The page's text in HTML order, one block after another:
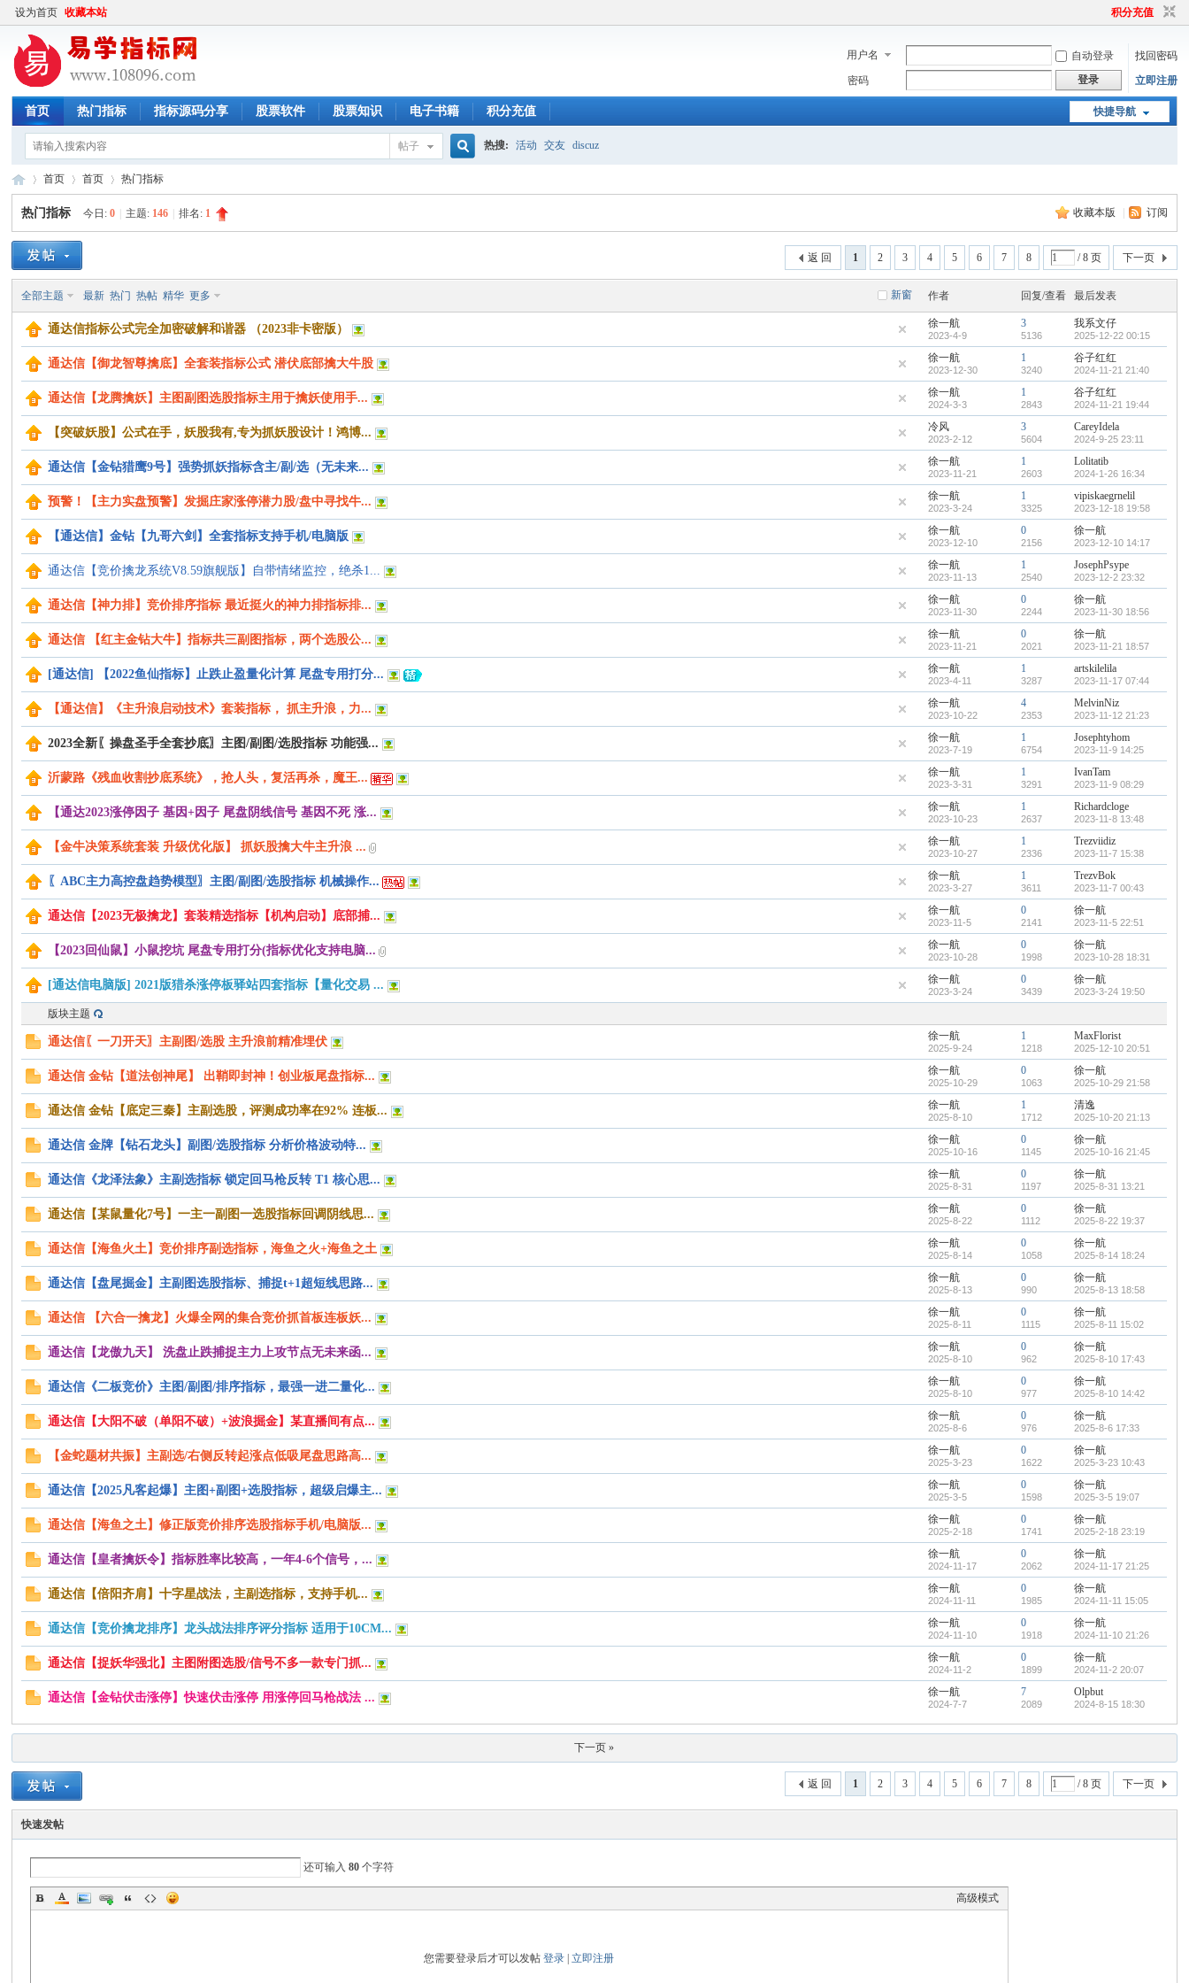
设为首页 收藏本站 积分充值
用户名 自动登录
找回密码
密码
登录 立即注册
快捷导航
首页 热门指标 指标源码分享 股票软件 股票知识 电子书籍 积分充值
帖子 热搜: 活动 交友 discuz
»
首页
›
首页 热门指标
收藏本版 订阅
热门指标 今日:0 主题: 146 排名: 1
1 2 3 4 5 6 7 8 / 8 页 下一页
返 回
新窗
全部主题 最新 热门 热帖 精华 更多 作者 回复/查看 最后发表
通达信指标公式完全加密破解和谐器 （2023非卡密版） 徐一航
2023-4-9
3
5136
我系文仔
2025-12-22 00:15
通达信【御龙智尊擒底】全套装指标公式 潜伏底部擒大牛股 徐一航
2023-12-30
1
3240
谷子红红
2024-11-21 21:40
通达信【龙腾擒妖】主图副图选股指标主用于擒妖使用手... 徐一航
2024-3-3
1
2843
谷子红红
2024-11-21 19:44
【突破妖股】公式在手，妖股我有,专为抓妖股设计！鸿博... 冷风
2023-2-12
3
5604
CareyIdela
2024-9-25 23:11
通达信【金钻猎鹰9号】强势抓妖指标含主/副/选（无未来... 徐一航
2023-11-21
1
2603
Lolitatib
2024-1-26 16:34
预警！【主力实盘预警】发掘庄家涨停潜力股/盘中寻找牛... 徐一航
2023-3-24
1
3325
vipiskaegrnelil
2023-12-18 19:58
【通达信】金钻【九哥六剑】全套指标支持手机/电脑版 徐一航
2023-12-10
0
2156
徐一航
2023-12-10 14:17
通达信【竞价擒龙系统V8.59旗舰版】自带情绪监控，绝杀1... 徐一航
2023-11-13
1
2540
JosephPsype
2023-12-2 23:32
通达信【神力排】竞价排序指标 最近挺火的神力排指标排... 徐一航
2023-11-30
0
2244
徐一航
2023-11-30 18:56
通达信 【红主金钻大牛】指标共三副图指标，两个选股公... 徐一航
2023-11-21
0
2021
徐一航
2023-11-21 18:57
[通达信] 【2022鱼仙指标】止跌止盈量化计算 尾盘专用打分... 徐一航
2023-4-11
1
3287
artskilelila
2023-11-17 07:44
【通达信】《主升浪启动技术》套装指标， 抓主升浪，力... 徐一航
2023-10-22
4
2353
MelvinNiz
2023-11-12 21:23
2023全新〖操盘圣手全套抄底〗主图/副图/选股指标 功能强... 徐一航
2023-7-19
1
6754
Josephtyhom
2023-11-9 14:25
沂蒙路《残血收割抄底系统》，抢人头，复活再杀，魔王... 徐一航
2023-3-31
1
3291
IvanTam
2023-11-9 08:29
【通达2023涨停因子 基因+因子 尾盘阴线信号 基因不死 涨... 徐一航
2023-10-23
1
2637
Richardcloge
2023-11-8 13:48
【金牛决策系统套装 升级优化版】 抓妖股擒大牛主升浪 ... 徐一航
2023-10-27
1
2336
Trezviidiz
2023-11-7 15:38
〖ABC主力高控盘趋势模型〗主图/副图/选股指标 机械操作... 徐一航
2023-3-27
1
3611
TrezvBok
2023-11-7 00:43
通达信【2023无极擒龙】套装精选指标【机构启动】底部捕... 徐一航
2023-11-5
0
2141
徐一航
2023-11-5 22:51
【2023回仙鼠】小鼠挖坑 尾盘专用打分(指标优化支持电脑... 徐一航
2023-10-28
0
1998
徐一航
2023-10-28 18:31
[通达信电脑版] 2021版猎杀涨停板驿站四套指标【量化交易 ... 徐一航
2023-3-24
0
3439
徐一航
2023-3-24 19:50
版块主题
通达信〖一刀开天〗主副图/选股 主升浪前精准埋伏 徐一航
2025-9-24
1
1218
MaxFlorist
2025-12-10 20:51
通达信 金钻【道法创神尾】 出鞘即封神！创业板尾盘指标... 徐一航
2025-10-29
0
1063
徐一航
2025-10-29 21:58
通达信 金钻【底定三秦】主副选股，评测成功率在92% 连板... 徐一航
2025-8-10
1
1712
清逸
2025-10-20 21:13
通达信 金牌【钻石龙头】副图/选股指标 分析价格波动特... 徐一航
2025-10-16
0
1145
徐一航
2025-10-16 21:45
通达信《龙泽法象》主副选指标 锁定回马枪反转 T1 核心思... 徐一航
2025-8-31
0
1197
徐一航
2025-8-31 13:21
通达信【某鼠量化7号】一主一副图一选股指标回调阴线思... 徐一航
2025-8-22
0
1112
徐一航
2025-8-22 19:37
通达信【海鱼火土】竞价排序副选指标，海鱼之火+海鱼之土 徐一航
2025-8-14
0
1058
徐一航
2025-8-14 18:24
通达信【盘尾掘金】主副图选股指标、捕捉t+1超短线思路... 徐一航
2025-8-13
0
990
徐一航
2025-8-13 18:58
通达信 【六合一擒龙】火爆全网的集合竞价抓首板连板妖... 徐一航
2025-8-11
0
1115
徐一航
2025-8-11 15:02
通达信【龙傲九天】 洗盘止跌捕捉主力上攻节点无未来函... 徐一航
2025-8-10
0
962
徐一航
2025-8-10 17:43
通达信《二板竞价》主图/副图/排序指标，最强一进二量化... 徐一航
2025-8-10
0
977
徐一航
2025-8-10 14:42
通达信【大阳不破（单阳不破）+波浪掘金】某直播间有点... 徐一航
2025-8-6
0
976
徐一航
2025-8-6 17:33
【金蛇题材共振】主副选/右侧反转起涨点低吸尾盘思路高... 徐一航
2025-3-23
0
1622
徐一航
2025-3-23 10:43
通达信【2025凡客起爆】主图+副图+选股指标，超级启爆主... 徐一航
2025-3-5
0
1598
徐一航
2025-3-5 19:07
通达信【海鱼之土】修正版竞价排序选股指标手机/电脑版... 徐一航
2025-2-18
0
1741
徐一航
2025-2-18 23:19
通达信【皇者擒妖令】指标胜率比较高，一年4-6个信号，... 徐一航
2024-11-17
0
2062
徐一航
2024-11-17 21:25
通达信【倍阳齐肩】十字星战法，主副选指标，支持手机... 徐一航
2024-11-11
0
1985
徐一航
2024-11-11 15:05
通达信【竞价擒龙排序】龙头战法排序评分指标 适用于10CM... 徐一航
2024-11-10
0
1918
徐一航
2024-11-10 21:26
通达信【捉妖华强北】主图附图选股/信号不多一款专门抓... 徐一航
2024-11-2
0
1899
徐一航
2024-11-2 20:07
通达信【金钻伏击涨停】快速伏击涨停 用涨停回马枪战法 ... 徐一航
2024-7-7
7
2089
Olpbut
2024-8-15 18:30
下一页 »
1 2 3 4 5 6 7 8 / 8 页 下一页
返 回
快速发帖
还可输入80 个字符
高级模式
您需要登录后才可以发帖登录 |立即注册